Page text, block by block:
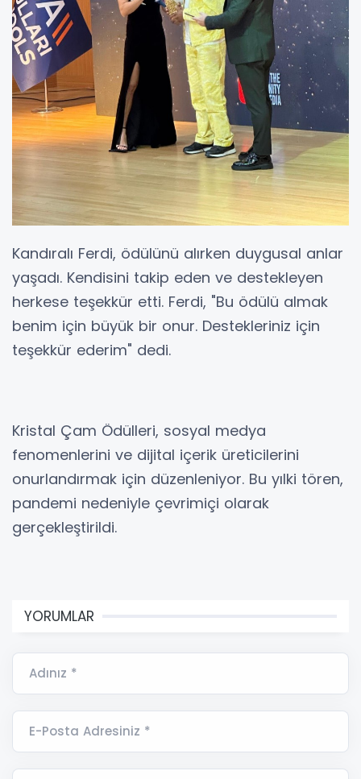
Kandıralı Ferdi, ödülünü alırken duygusal anlar
yaşadı. Kendisini takip eden ve destekleyen
herkese teşekkür etti. Ferdi, "Bu ödülü almak
benim için büyük bir onur. Destekleriniz için
teşekkür ederim" dedi.
Kristal Çam Ödülleri, sosyal medya
fenomenlerini ve dijital içerik üreticilerini
onurlandırmak için düzenleniyor. Bu yılki tören,
pandemi nedeniyle çevrimiçi olarak
gerçekleştirildi.
YORUMLAR
Adınız *
E-Posta Adresiniz *